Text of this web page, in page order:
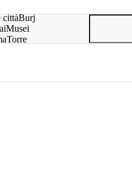
cittàBurj
Musei
Torre